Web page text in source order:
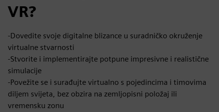
VR?
-Dovedite svoje digitalne blizance u suradničko okruženje
virtualne stvarnosti
-Stvorite i implementirajte potpune impresivne i realistične
simulacije
-Povežite se i surađujte virtualno s pojedincima i timovima
diljem svijeta, bez obzira na zemljopisni položaj ili
vremensku zonu